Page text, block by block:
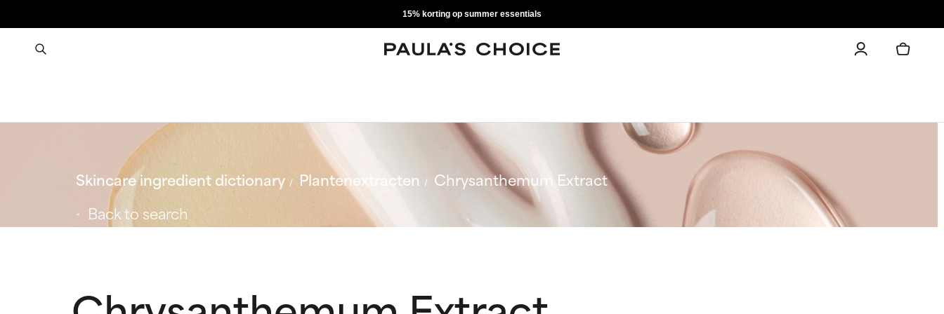
15% korting op summer essentials
Skincare ingredient dictionary Plantenextracten
Chrysanthemum Extract
Back to search